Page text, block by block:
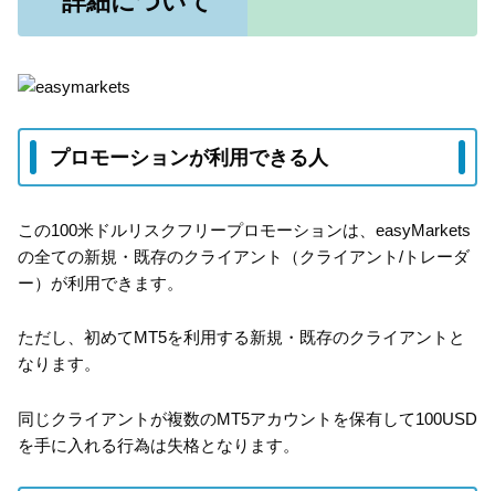
プロモーションが利用できる人
この100米ドルリスクフリープロモーションは、easyMarkets
の全ての新規・既存のクライアント（クライアント/トレーダ
ー）が利用できます。
ただし、初めてMT5を利用する新規・既存のクライアントと
なります。
同じクライアントが複数のMT5アカウントを保有して100USD
を手に入れる行為は失格となります。